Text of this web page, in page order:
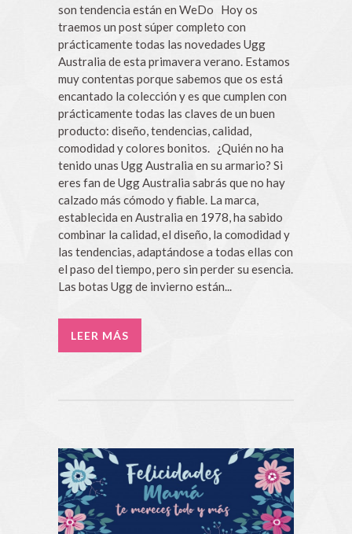
son tendencia están en WeDo Hoy os
traemos un post súper completo con
prácticamente todas las novedades Ugg
Australia de esta primavera verano. Estamos
muy contentas porque sabemos que os está
encantado la colección y es que cumplen con
prácticamente todas las claves de un buen
producto: diseño, tendencias, calidad,
comodidad y colores bonitos. ¿Quién no ha
tenido unas Ugg Australia en su armario? Si
eres fan de Ugg Australia sabrás que no hay
calzado más cómodo y fiable. La marca,
establecida en Australia en 1978, ha sabido
combinar la calidad, el diseño, la comodidad y
las tendencias, adaptándose a todas ellas con
el paso del tiempo, pero sin perder su esencia.
Las botas Ugg de invierno están...
LEER MÁS